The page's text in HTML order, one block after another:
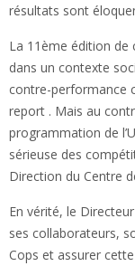
résultats sont
La 11ème édition de
dans un contexte
contre-performance
report . Mais au
programmation de
sérieuse des
Direction du Centre
En vérité, le
ses collaborateurs,
Cops et assurer